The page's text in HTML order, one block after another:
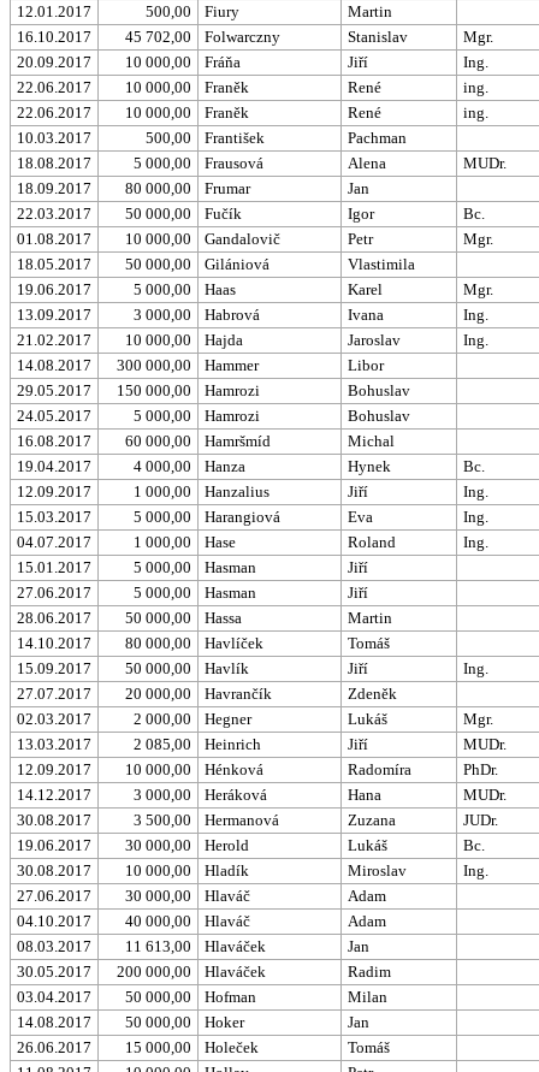
12.01.2017
500,00 Fiury
Martin
16.10.2017
45 702,00 Folwarczny Stanislav
Mgr.
20.09.2017
10 000,00 Fráňa Jiří
Ing.
22.06.2017
10 000,00 Franěk René
ing.
22.06.2017
10 000,00 Franěk René
ing.
10.03.2017
500,00 František
Pachman
18.08.2017
5 000,00 Frausová Alena
MUDr.
18.09.2017
80 000,00 Frumar
Jan
22.03.2017
50 000,00 Fučík Igor
Bc.
01.08.2017
10 000,00 Gandalovič Petr
Mgr.
18.05.2017
50 000,00 Gilániová
Vlastimila
19.06.2017
5 000,00 Haas Karel
Mgr.
13.09.2017
3 000,00 Habrová Ivana
Ing.
21.02.2017
10 000,00 Hajda Jaroslav
Ing.
14.08.2017
300 000,00 Hammer
Libor
29.05.2017
150 000,00 Hamrozi
Bohuslav
24.05.2017
5 000,00 Hamrozi
Bohuslav
16.08.2017
60 000,00 Hamršmíd
Michal
19.04.2017
4 000,00 Hanza Hynek
Bc.
12.09.2017
1 000,00 Hanzalius Jiří
Ing.
15.03.2017
5 000,00 Harangiová Eva
Ing.
04.07.2017
1 000,00 Hase Roland
Ing.
15.01.2017
5 000,00 Hasman
Jiří
27.06.2017
5 000,00 Hasman
Jiří
28.06.2017
50 000,00 Hassa
Martin
14.10.2017
80 000,00 Havlíček
Tomáš
15.09.2017
50 000,00 Havlík Jiří
Ing.
27.07.2017
20 000,00 Havrančík
Zdeněk
02.03.2017
2 000,00 Hegner Lukáš
Mgr.
13.03.2017
2 085,00 Heinrich Jiří
MUDr.
12.09.2017
10 000,00 Hénková Radomíra
PhDr.
14.12.2017
3 000,00 Heráková Hana
MUDr.
30.08.2017
3 500,00 Hermanová Zuzana
JUDr.
19.06.2017
30 000,00 Herold Lukáš
Bc.
30.08.2017
10 000,00 Hladík Miroslav
Ing.
27.06.2017
30 000,00 Hlaváč
Adam
04.10.2017
40 000,00 Hlaváč
Adam
08.03.2017
11 613,00 Hlaváček
Jan
30.05.2017
200 000,00 Hlaváček
Radim
03.04.2017
50 000,00 Hofman
Milan
14.08.2017
50 000,00 Hoker
Jan
26.06.2017
15 000,00 Holeček
Tomáš